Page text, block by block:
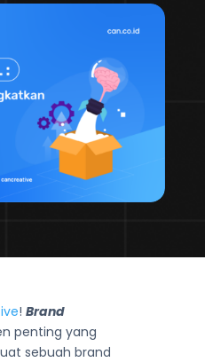
! Brand
penting yang
sebuah brand